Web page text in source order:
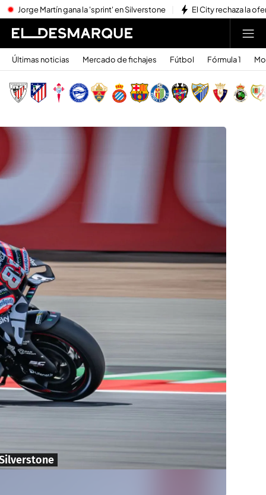
Jorge Martín gana la 'sprint' en Silverstone El City rechaza la
Últimas noticias Mercado de fichajes Fútbol Fórmula 1